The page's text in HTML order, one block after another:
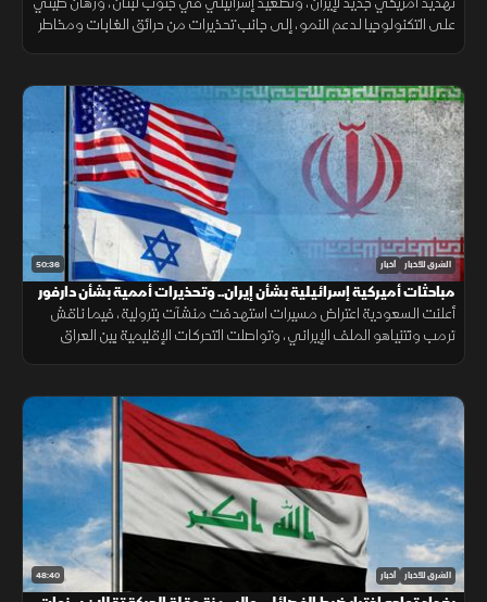
على التكنولوجيا لدعم النمو، إلى جانب تحذيرات من حرائق الغابات ومخاطر
50:36 الشرق للأخبار أخبار
مباحثات أميركية إسرائيلية بشأن إيران.. وتحذيرات أممية بشأن دارفور
أعلنت السعودية اعتراض مسيرات استهدفت منشآت بترولية، فيما ناقش
ترمب ونتنياهو الملف الإيراني، وتواصلت التحركات الإقليمية بين العراق
48:40 الشرق للأخبار أخبار